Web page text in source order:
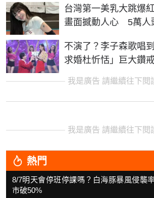
台灣第一美乳大跳爆
畫面撼動人心 5萬人
不演了？李子森歌唱
求婚杜忻恬」巨大鑽
我是廣告 請繼續往下閱
我是廣告 請繼續往下閱
熱門
8/7明天會停班停課嗎？白海豚暴風侵
市破50%